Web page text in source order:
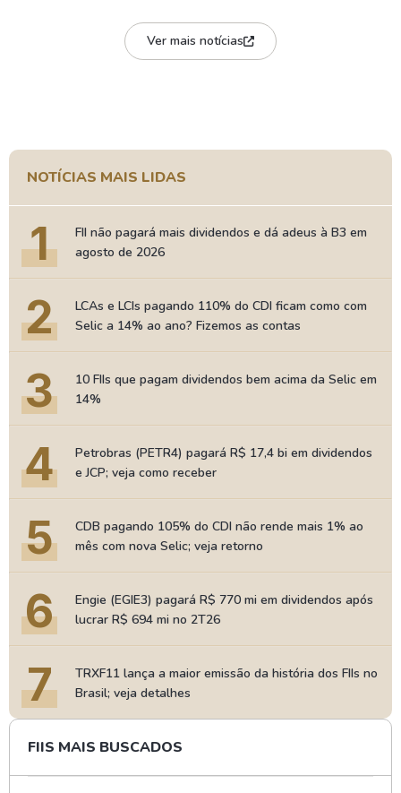
Ver mais notícias
NOTÍCIAS MAIS LIDAS
1
FII não pagará mais dividendos e dá adeus à B3 em
agosto de 2026
2
LCAs e LCIs pagando 110% do CDI ficam como com
Selic a 14% ao ano? Fizemos as contas
3
10 FIIs que pagam dividendos bem acima da Selic em
14%
4
Petrobras (PETR4) pagará R$ 17,4 bi em dividendos
e JCP; veja como receber
5
CDB pagando 105% do CDI não rende mais 1% ao
mês com nova Selic; veja retorno
6
Engie (EGIE3) pagará R$ 770 mi em dividendos após
lucrar R$ 694 mi no 2T26
7
TRXF11 lança a maior emissão da história dos FIIs no
Brasil; veja detalhes
FIIS MAIS BUSCADOS